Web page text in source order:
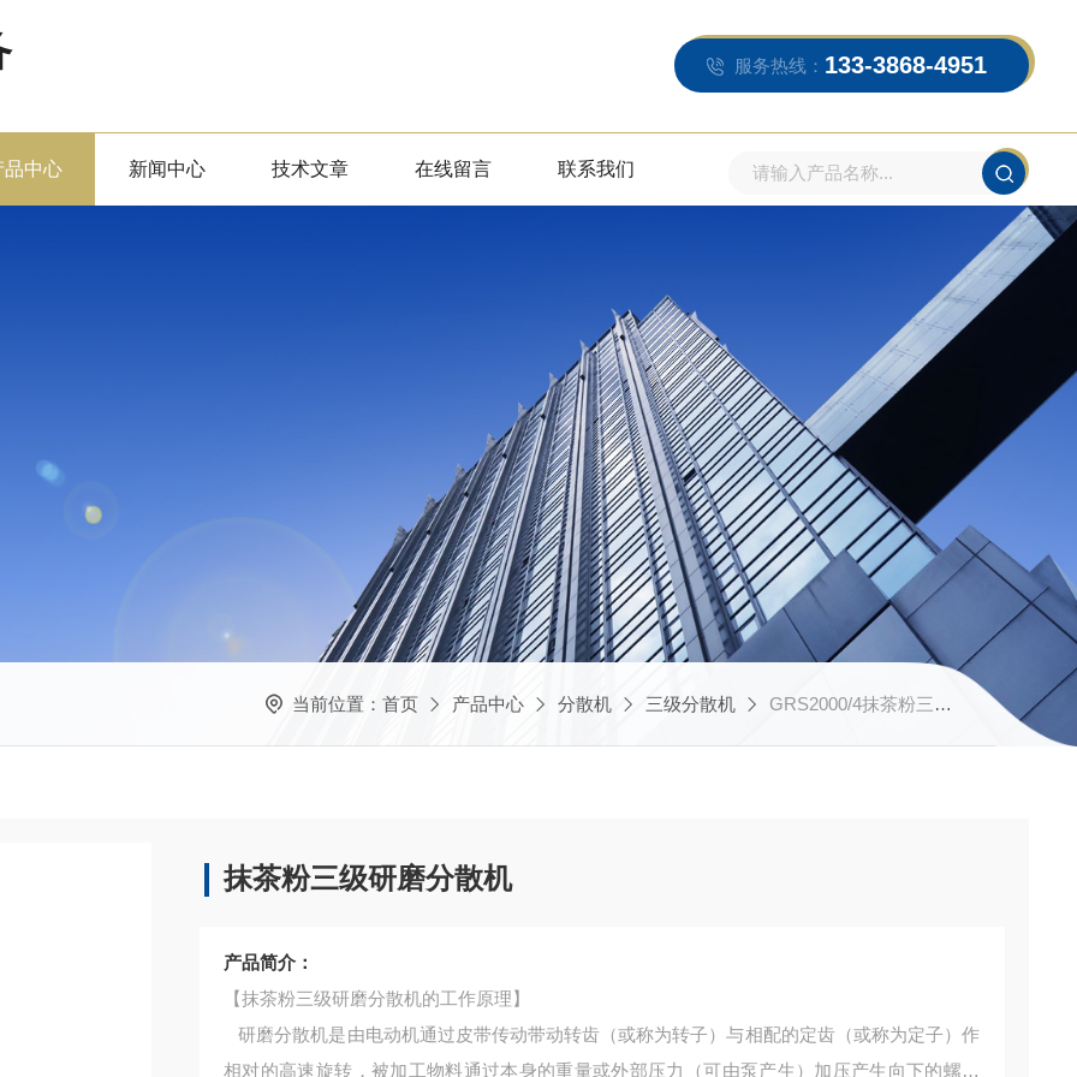
服务热线： 133-3868-4951
品中心 新闻中心 技术文章 在线留言 联系我们
当前位置： 首页 产品中心 分散机 三级分散机 GRS2000/4抹茶粉三级研磨分散机
抹茶粉三级研磨分散机
产品简介：
【抹茶粉三级研磨分散机的工作原理】
研磨分散机是由电动机通过皮带传动带动转齿（或称为转子）与相配的定齿（或称为定子）作
相对的高速旋转，被加工物料通过本身的重量或外部压力（可由泵产生）加压产生向下的螺旋